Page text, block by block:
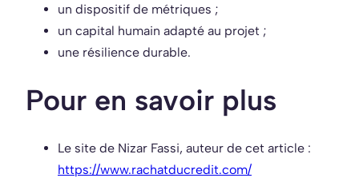
un dispositif de métriques ;
un capital humain adapté au projet ;
une résilience durable.
Pour en savoir plus
Le site de Nizar Fassi, auteur de cet article :
https://www.rachatducredit.com/